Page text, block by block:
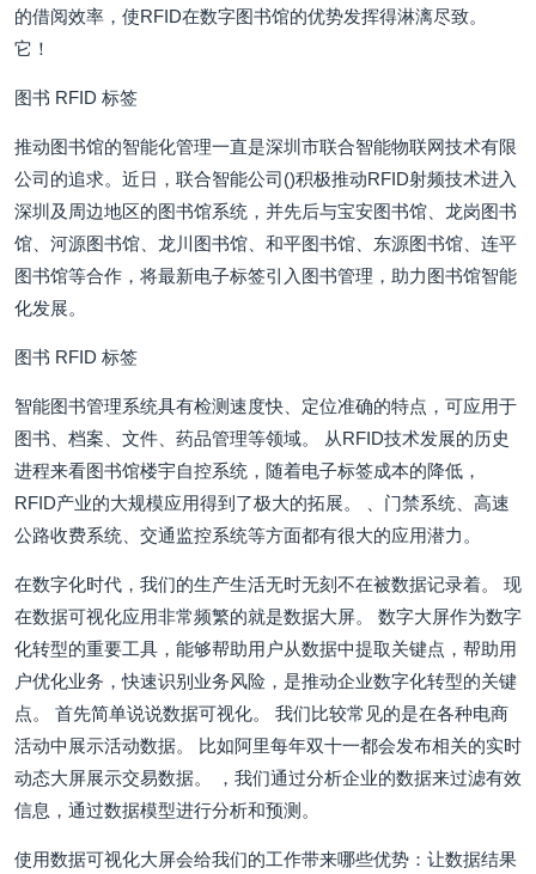
的借阅效率，使RFID在数字图书馆的优势发挥得淋漓尽致。
它！
图书 RFID 标签
推动图书馆的智能化管理一直是深圳市联合智能物联网技术有限
公司的追求。近日，联合智能公司()积极推动RFID射频技术进入
深圳及周边地区的图书馆系统，并先后与宝安图书馆、龙岗图书
馆、河源图书馆、龙川图书馆、和平图书馆、东源图书馆、连平
图书馆等合作，将最新电子标签引入图书管理，助力图书馆智能
化发展。
图书 RFID 标签
智能图书管理系统具有检测速度快、定位准确的特点，可应用于
图书、档案、文件、药品管理等领域。 从RFID技术发展的历史
进程来看图书馆楼宇自控系统，随着电子标签成本的降低，
RFID产业的大规模应用得到了极大的拓展。 、门禁系统、高速
公路收费系统、交通监控系统等方面都有很大的应用潜力。
在数字化时代，我们的生产生活无时无刻不在被数据记录着。 现
在数据可视化应用非常频繁的就是数据大屏。 数字大屏作为数字
化转型的重要工具，能够帮助用户从数据中提取关键点，帮助用
户优化业务，快速识别业务风险，是推动企业数字化转型的关键
点。 首先简单说说数据可视化。 我们比较常见的是在各种电商
活动中展示活动数据。 比如阿里每年双十一都会发布相关的实时
动态大屏展示交易数据。 ，我们通过分析企业的数据来过滤有效
信息，通过数据模型进行分析和预测。
使用数据可视化大屏会给我们的工作带来哪些优势：让数据结果